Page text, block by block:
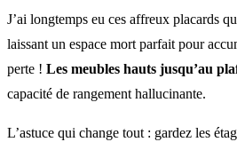
J’ai longtemps eu ces affreux placards
laissant un espace mort parfait pour
perte ! Les meubles hauts jusqu’au
capacité de rangement hallucinante.
L’astuce qui change tout : gardez les